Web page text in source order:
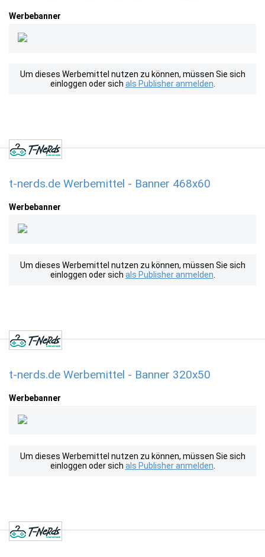
Werbebanner
Um dieses Werbemittel nutzen zu können, müssen Sie sich
einloggen oder sich als Publisher anmelden
t-nerds.de Werbemittel - Banner 468x60
Werbebanner
Um dieses Werbemittel nutzen zu können, müssen Sie sich
einloggen oder sich als Publisher anmelden
t-nerds.de Werbemittel - Banner 320x50
Werbebanner
Um dieses Werbemittel nutzen zu können, müssen Sie sich
einloggen oder sich als Publisher anmelden